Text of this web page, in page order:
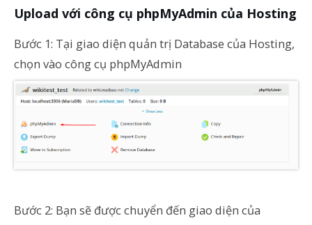
Upload với công cụ phpMyAdmin của Hosting
Bước 1: Tại giao diện quản trị Database của Hosting,
chọn vào công cụ phpMyAdmin
Bước 2: Bạn sẽ được chuyển đến giao diện của